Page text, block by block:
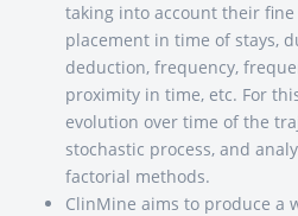
taking into account their
placement in time of stays,
deduction, frequency,
proximity in time, etc. For
evolution over time of the
stochastic process, and
factorial methods.
ClinMine aims to produce a